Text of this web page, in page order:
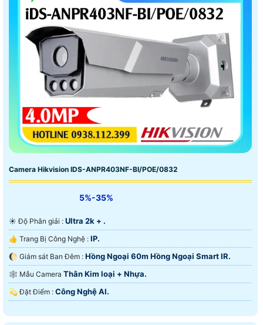
Camera Hikvision IDS-ANPR403NF-BI/POE/0832
5%-35%
☀️ Độ Phân giải : Ultra 2k + .
👍 Trang Bị Công Nghệ : IP.
🌔 Giám sát Ban Đêm : Hồng Ngoại 60m Hồng Ngoại Smart IR.
🕸️ Mẫu Camera Thân Kim loại + Nhựa.
️💫 Đặt Điểm : Công Nghệ AI.